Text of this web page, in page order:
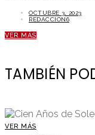
OCTUBRE 3, 2023
REDACCION6
VER MÁS
TAMBIÉN
VER MÁS